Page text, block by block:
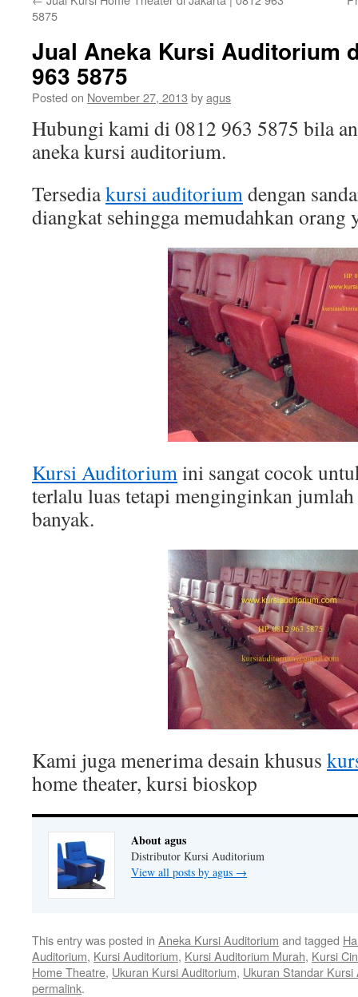
5875
Jual Aneka Kursi Auditorium
963 5875
Posted on November 27, 2013 byagus
Hubungi kami di 0812 963 5875 bila
aneka kursi auditorium.
Tersediakursi auditoriumdengan
diangkat sehingga memudahkan orang
Kursi Auditoriumini sangat cocok
terlalu luas tetapi menginginkan
banyak.
Kami juga menerima desain khusus
home theater, kursi bioskop
About agus
Distributor Kursi Auditorium
View all posts by agus →
This entry was posted in Aneka Kursi Auditorium and tagged
Auditorium, Kursi Auditorium, Kursi Auditorium Murah, Kursi
Home Theatre, Ukuran Kursi Auditorium, Ukuran Standar Kursi
permalink.